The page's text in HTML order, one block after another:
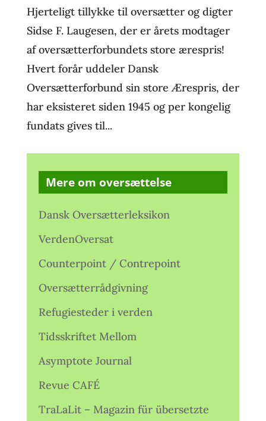
Hjerteligt tillykke til oversætter og digter
Sidse F. Laugesen, der er årets modtager
af oversætterforbundets store ærespris!
Hvert forår uddeler Dansk
Oversætterforbund sin store Ærespris, der
har eksisteret siden 1945 og per kongelig
fundats gives til...
Mere om oversættelse
Dansk Oversætterleksikon
VerdenOversat
Counterpoint / Contrepoint
Oversætterrådgivning
Refugiesteder i verden
Tidsskriftet Mellom
Asymptote Journal
Revue CAFÉ
TraLaLit – Magazin für übersetzte